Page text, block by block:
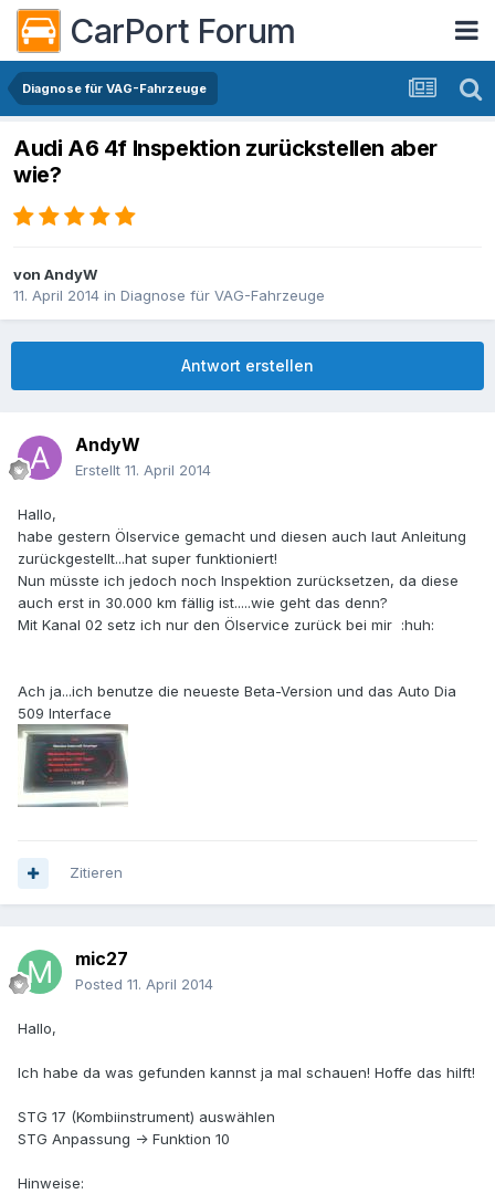
CarPort Forum
Diagnose für VAG-Fahrzeuge
Audi A6 4f Inspektion zurückstellen aber
wie?
von AndyW
11. April 2014 in Diagnose für VAG-Fahrzeuge
Antwort erstellen
AndyW
Erstellt 11. April 2014
Hallo,
habe gestern Ölservice gemacht und diesen auch laut Anleitung
zurückgestellt...hat super funktioniert!
Nun müsste ich jedoch noch Inspektion zurücksetzen, da diese
auch erst in 30.000 km fällig ist.....wie geht das denn?
Mit Kanal 02 setz ich nur den Ölservice zurück bei mir :huh:
Ach ja...ich benutze die neueste Beta-Version und das Auto Dia
509 Interface
Zitieren
mic27
Posted 11. April 2014
Hallo,
Ich habe da was gefunden kannst ja mal schauen! Hoffe das hilft!
STG 17 (Kombiinstrument) auswählen
STG Anpassung -> Funktion 10
Hinweise: